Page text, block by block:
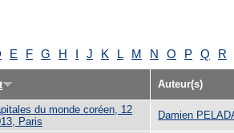
E F G H I J K L M N O P Q R
Auteur(s)
du monde coréen, 12
Paris
Damien